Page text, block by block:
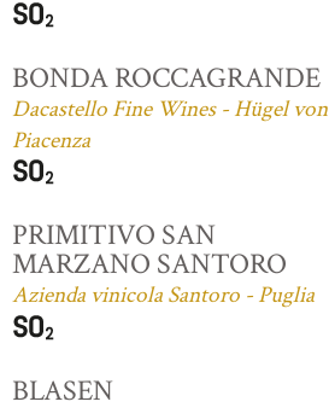
BONDA ROCCAGRANDE
Dacastello Fine Wines - Hügel von
Piacenza
PRIMITIVO SAN
MARZANO SANTORO
Azienda vinicola Santoro - Puglia
BLASEN